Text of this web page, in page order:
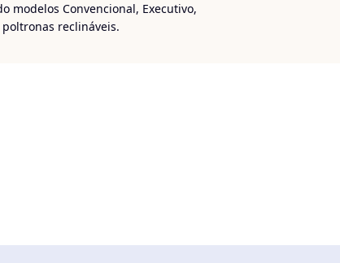
modelos Convencional, Executivo,
poltronas reclináveis.
e grupos de turismo, com
segura e confortável.